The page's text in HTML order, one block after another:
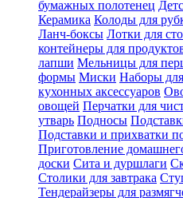
бумажных полотенец
Керамика Колоды для
Ланч-боксы Лотки для
контейнеры для
лапши Мельницы для
формы Миски Наборы
кухонных аксессуаров
овощей Перчатки для
утварь Подносы
Подставки и прихватки
Приготовление
доски Сита и дуршлаги
Столики для завтрака
Тендерайзеры для